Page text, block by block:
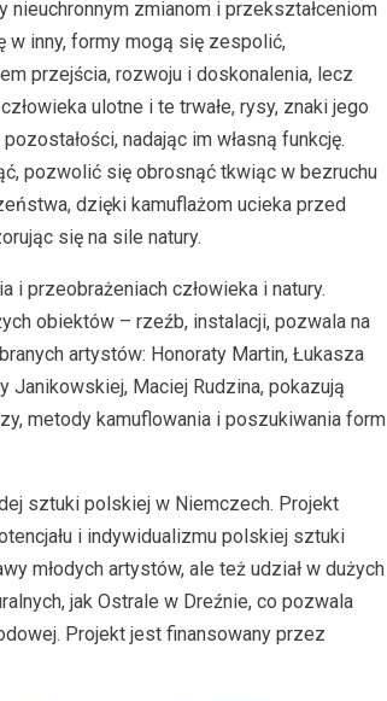
nieuchronnym zmianom i przekształceniom
w inny, formy mogą się zespolić,
przejścia, rozwoju i doskonalenia, lecz
ulotne i te trwałe, rysy, znaki jego
nadając im własną funkcję.
pozwolić się obrosnąć tkwiąc w bezruchu
dzięki kamuflażom ucieka przed
się na sile natury.
przeobrażeniach człowieka i natury.
obiektów – rzeźb, instalacji, pozwala na
artystów: Honoraty Martin, Łukasza
Janikowskiej, Maciej Rudzina, pokazują
metody kamuflowania i poszukiwania form
sztuki polskiej w Niemczech. Projekt
i indywidualizmu polskiej sztuki
młodych artystów, ale też udział w dużych
jak Ostrale w Dreźnie, co pozwala
Projekt jest finansowany przez